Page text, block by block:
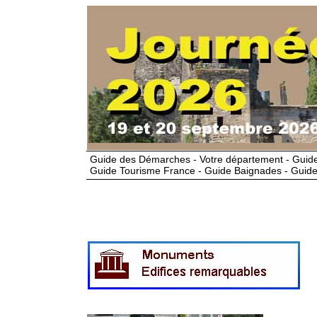
Guide des Démarches - Votre département -
Guide Tourisme France - Guide Baignades -